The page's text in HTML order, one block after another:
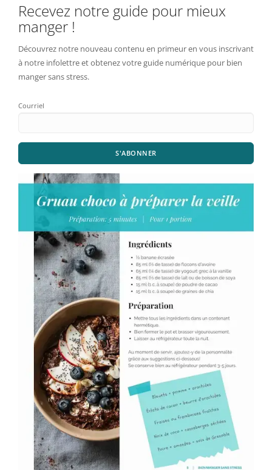
Recevez notre guide pour mieux
manger !
Découvrez notre nouveau contenu en primeur en vous inscrivant
à notre infolettre et obtenez votre guide numérique pour bien
manger sans stress.
Courriel
S'ABONNER